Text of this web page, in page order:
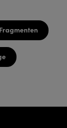
Fragmenten